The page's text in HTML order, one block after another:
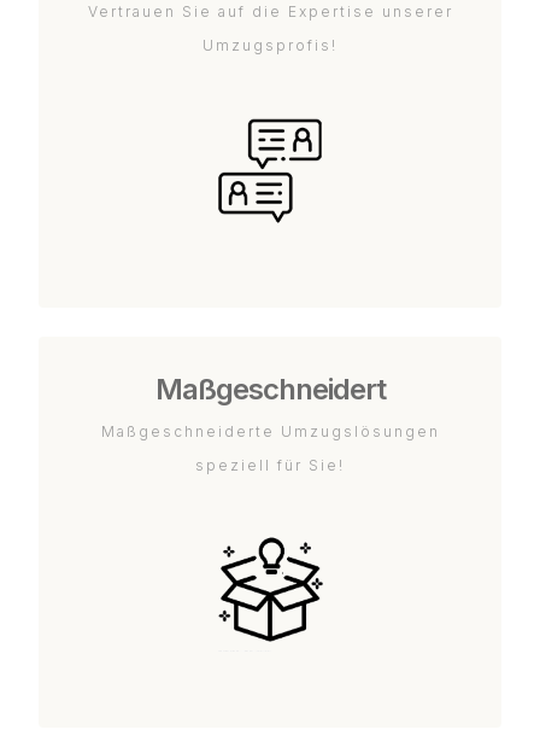
Vertrauen Sie auf die Expertise unserer
Umzugsprofis!
Maßgeschneidert
Maßgeschneiderte Umzugslösungen
speziell für Sie!